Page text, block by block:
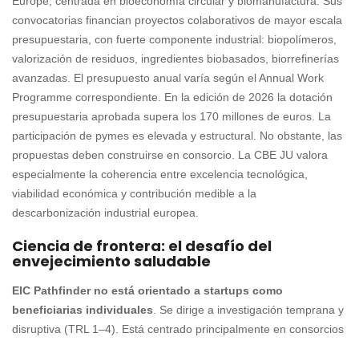
convocatorias financian proyectos colaborativos de mayor escala
presupuestaria, con fuerte componente industrial: biopolímeros,
valorización de residuos, ingredientes biobasados, biorrefinerías
avanzadas. El presupuesto anual varía según el Annual Work
Programme correspondiente. En la edición de 2026 la dotación
presupuestaria aprobada supera los 170 millones de euros. La
participación de pymes es elevada y estructural. No obstante, las
propuestas deben construirse en consorcio. La CBE JU valora
especialmente la coherencia entre excelencia tecnológica,
viabilidad económica y contribución medible a la
descarbonización industrial europea.
Ciencia de frontera: el desafío del
envejecimiento saludable
EIC Pathfinder no está orientado a startups como
beneficiarias individuales. Se dirige a investigación temprana y
disruptiva (TRL 1–4). Está centrado principalmente en consorcios